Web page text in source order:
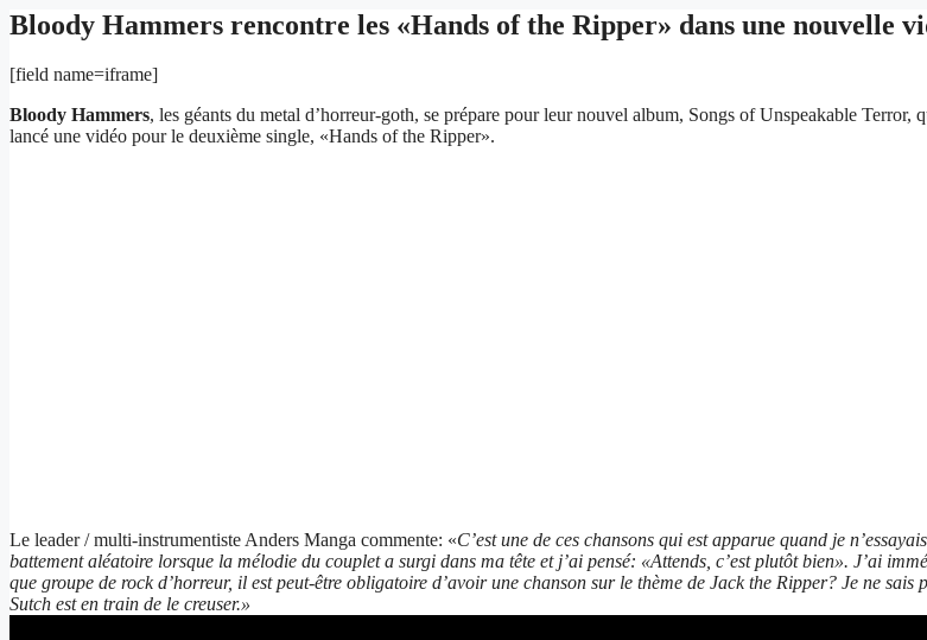
Bloody Hammers rencontre les «Hands of the Ripper» dans une nouvelle
[field name=iframe]
Bloody Hammers, les géants du metal d’horreur-goth, se prépare pour leur nouvel album, Songs of Unspeakable
lancé une vidéo pour le deuxième single, «Hands of the Ripper».
Le leader / multi-instrumentiste Anders Manga commente: «C’est une de ces chansons qui est apparue quand je
battement aléatoire lorsque la mélodie du couplet a surgi dans ma tête et j’ai pensé: «Attends, c’est plutôt bien». J’ai
que groupe de rock d’horreur, il est peut-être obligatoire d’avoir une chanson sur le thème de Jack the Ripper? Je ne
Sutch est en train de le creuser.»